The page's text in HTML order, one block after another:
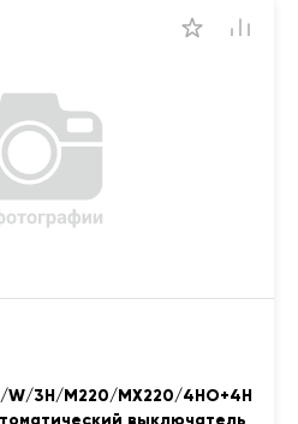
3H/M220/MX220/4НО+4Н
выключатель